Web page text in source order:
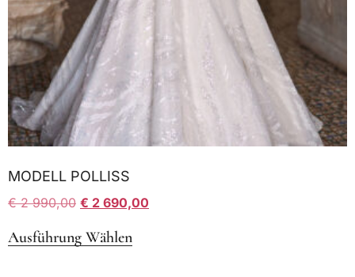
MODELL POLLISS
€2 990,00 € 2 690,00
Ausführung Wählen